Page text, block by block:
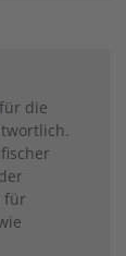
für die
für